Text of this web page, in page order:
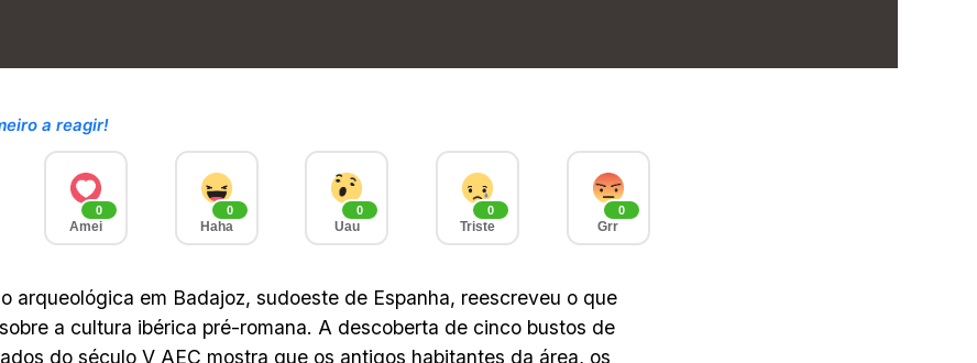
a reagir!
0
Amei
0
Haha
0
Uau
0
Triste
0
Grr
arqueológica em Badajoz, sudoeste de Espanha, reescreveu o que
a cultura ibérica pré-romana. A descoberta de cinco bustos de
do século V AEC mostra que os antigos habitantes da área, os